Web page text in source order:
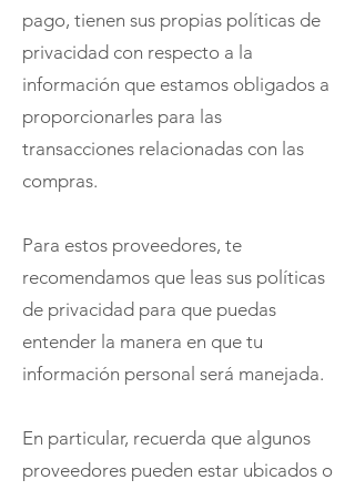
pago, tienen sus propias políticas de
privacidad con respecto a la
información que estamos obligados a
proporcionarles para las
transacciones relacionadas con las
compras.
Para estos proveedores, te
recomendamos que leas sus políticas
de privacidad para que puedas
entender la manera en que tu
información personal será manejada.
En particular, recuerda que algunos
proveedores pueden estar ubicados o